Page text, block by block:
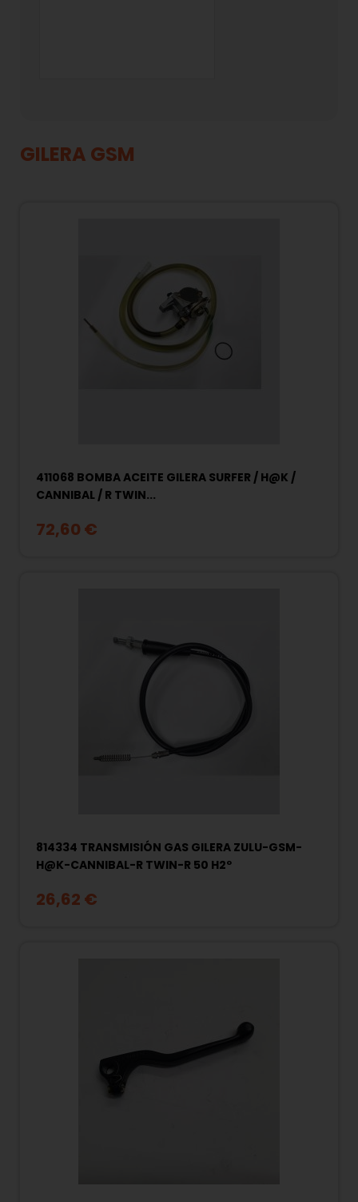
GILERA GSM
411068 BOMBA ACEITE GILERA SURFER / H@K /
CANNIBAL / R TWIN...
72,60 €
814334 TRANSMISIÓN GAS GILERA ZULU-GSM-
H@K-CANNIBAL-R TWIN-R 50 H2º
26,62 €